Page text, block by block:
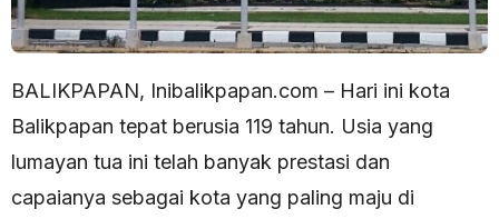
BALIKPAPAN, Inibalikpapan.com – Hari ini kota
Balikpapan tepat berusia 119 tahun. Usia yang
lumayan tua ini telah banyak prestasi dan
capaianya sebagai kota yang paling maju di